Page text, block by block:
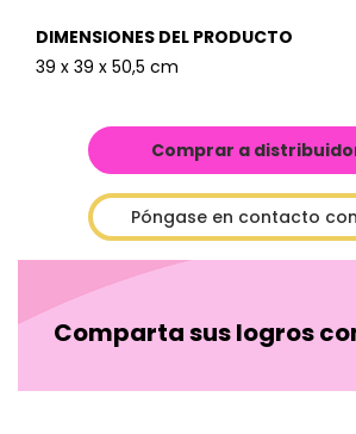
DIMENSIONES DEL PRODUCTO
39 x 39 x 50,5 cm
Comprar a
Póngase en contacto
Comparta sus logros